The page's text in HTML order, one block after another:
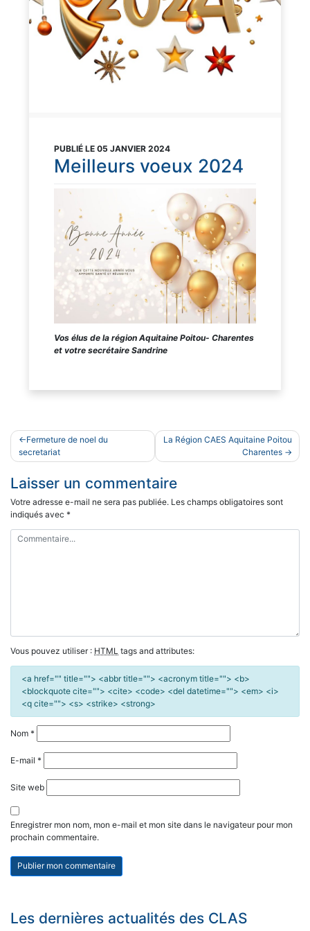
PUBLIÉ LE 05 JANVIER 2024
Meilleurs voeux 2024
Vos élus de la région Aquitaine Poitou- Charentes
et votre secrétaire Sandrine
Navigation
de
l’article
Fermeture de noel du
secretariat
La Région CAES Aquitaine Poitou
Charentes
Laisser un commentaire
Votre adresse e-mail ne sera pas publiée. Les champs obligatoires sont
indiqués avec *
Vous pouvez utiliser : HTML tags and attributes:
<a href="" title=""> <abbr title=""> <acronym title=""> <b>
<blockquote cite=""> <cite> <code> <del datetime=""> <em> <i>
<q cite=""> <s> <strike> <strong>
Nom *
E-mail *
Site web
Enregistrer mon nom, mon e-mail et mon site dans le navigateur pour mon
prochain commentaire.
Les dernières actualités des CLAS